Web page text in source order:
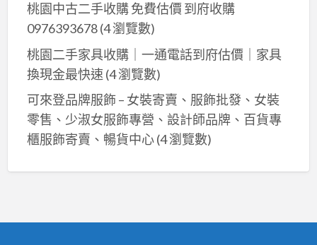
桃園中古二手收購 免費估價 到府收購
0976393678(4 瀏覽數)
桃園二手家具收購｜一通電話到府估價｜家具
換現金最快速 (4 瀏覽數)
可來登品牌服飾 – 女裝寄賣、服飾批發、女裝
零售、少淑女服飾專營、設計師品牌、百貨專
櫃服飾寄賣、暢貨中心(4 瀏覽數)